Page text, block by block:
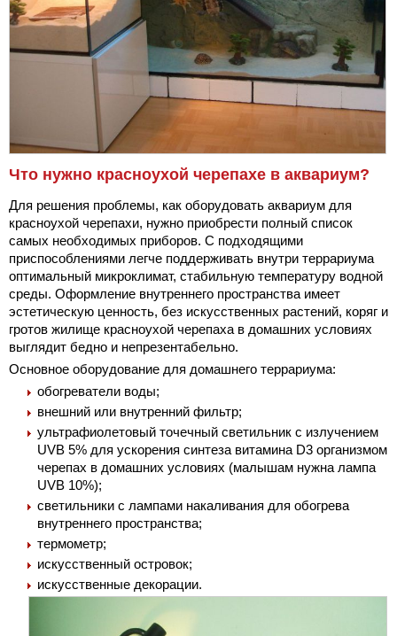
Что нужно красноухой черепахе в аквариум?
Для решения проблемы, как оборудовать аквариум для
красноухой черепахи, нужно приобрести полный список
самых необходимых приборов. С подходящими
приспособлениями легче поддерживать внутри террариума
оптимальный микроклимат, стабильную температуру водной
среды. Оформление внутреннего пространства имеет
эстетическую ценность, без искусственных растений, коряг и
гротов жилище красноухой черепаха в домашних условиях
выглядит бедно и непрезентабельно.
Основное оборудование для домашнего террариума:
обогреватели воды;
внешний или внутренний фильтр;
ультрафиолетовый точечный светильник с излучением
UVB 5% для ускорения синтеза витамина D3 организмом
черепах в домашних условиях (малышам нужна лампа
UVB 10%);
светильники с лампами накаливания для обогрева
внутреннего пространства;
термометр;
искусственный островок;
искусственные декорации.